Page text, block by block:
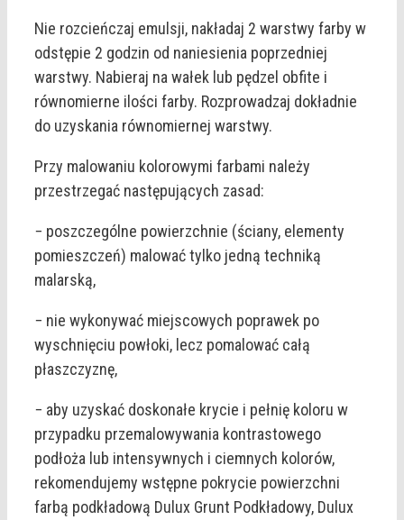
Nie rozcieńczaj emulsji, nakładaj 2 warstwy farby w
odstępie 2 godzin od naniesienia poprzedniej
warstwy. Nabieraj na wałek lub pędzel obfite i
równomierne ilości farby. Rozprowadzaj dokładnie
do uzyskania równomiernej warstwy.
Przy malowaniu kolorowymi farbami należy
przestrzegać następujących zasad:
− poszczególne powierzchnie (ściany, elementy
pomieszczeń) malować tylko jedną techniką
malarską,
− nie wykonywać miejscowych poprawek po
wyschnięciu powłoki, lecz pomalować całą
płaszczyznę,
− aby uzyskać doskonałe krycie i pełnię koloru w
przypadku przemalowywania kontrastowego
podłoża lub intensywnych i ciemnych kolorów,
rekomendujemy wstępne pokrycie powierzchni
farbą podkładową Dulux Grunt Podkładowy, Dulux